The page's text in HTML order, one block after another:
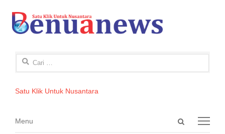
Cari
Satu Klik Untuk Nusantara
Open
Menu
Menu